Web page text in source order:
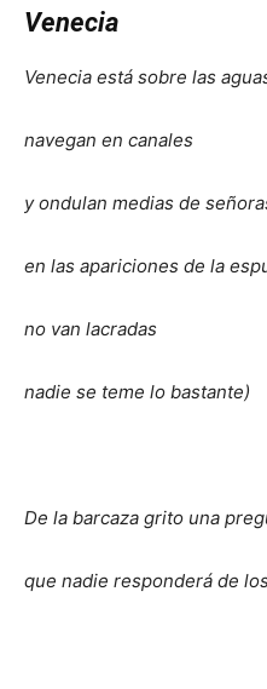
Venecia
Venecia está sobre las
navegan en canales
y ondulan medias de
en las apariciones de la
no van lacradas
nadie se teme lo bastante)
De la barcaza grito una
que nadie responderá de